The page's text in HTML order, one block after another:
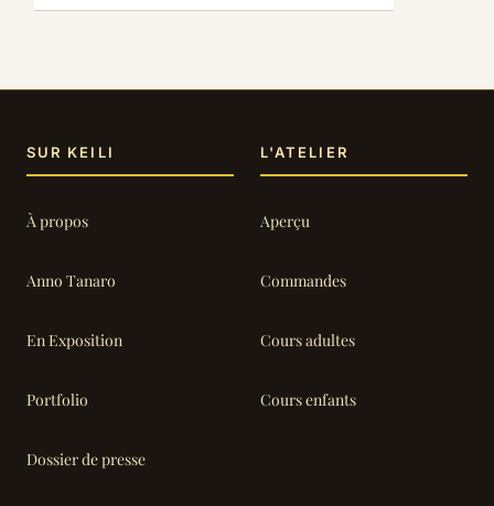
SUR KEILI
À propos
Anno Tanaro
En Exposition
Portfolio
Dossier de presse
L'ATELIER
Aperçu
Commandes
Cours adultes
Cours enfants